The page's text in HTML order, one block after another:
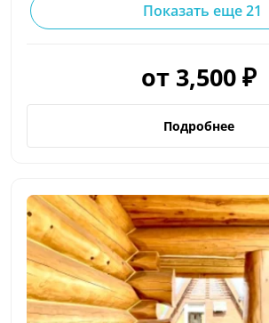
Показать еще 21
от 3,500 ₽
Подробнее